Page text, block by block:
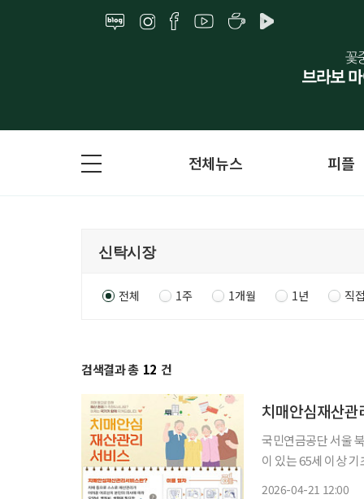
전체뉴스 피플
전체 1주 1개월 1년 직
검색결과 총 12 건
국민연금공단 서울 북부·남부
이 있는 65세 이상 기초연금 수급자 대상 기초
2026-04-21 12:00